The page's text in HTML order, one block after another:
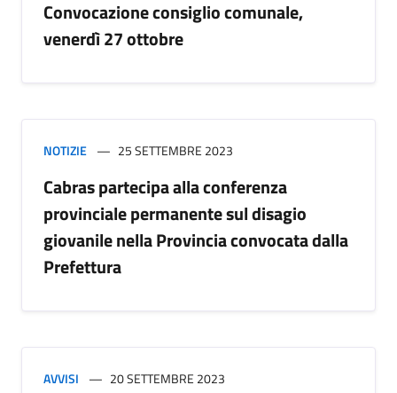
Convocazione consiglio comunale,
venerdì 27 ottobre
NOTIZIE 25 SETTEMBRE 2023
Cabras partecipa alla conferenza
provinciale permanente sul disagio
giovanile nella Provincia convocata dalla
Prefettura
AVVISI 20 SETTEMBRE 2023